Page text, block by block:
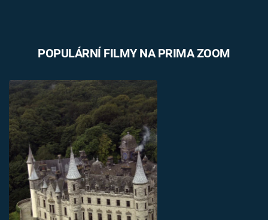
POPULÁRNÍ FILMY NA PRIMA ZOOM